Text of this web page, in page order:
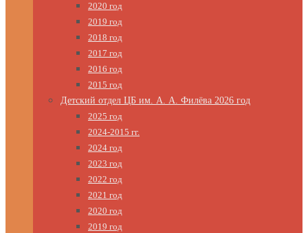
2020 год
2019 год
2018 год
2017 год
2016 год
2015 год
Детский отдел ЦБ им. А. А. Филёва 2026 год
2025 год
2024-2015 гг.
2024 год
2023 год
2022 год
2021 год
2020 год
2019 год